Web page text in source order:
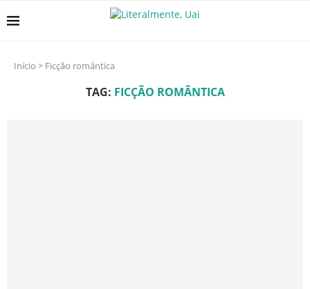
Início > Ficção romântica
TAG: FICÇÃO ROMÂNTICA